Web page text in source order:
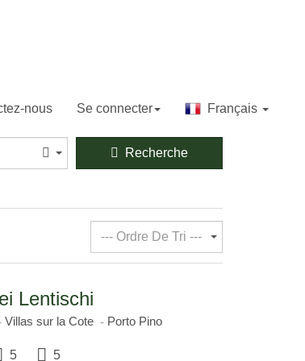
nous Se connecter Français
Recherche
--- Ordre De Tri ---
Lentischi
Villas sur la Cote Porto Pino
5 5